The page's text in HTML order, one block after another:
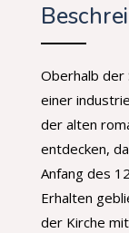
Oberhalb der
einer
der alten
entdecken,
Anfang des
Erhalten
der Kirche